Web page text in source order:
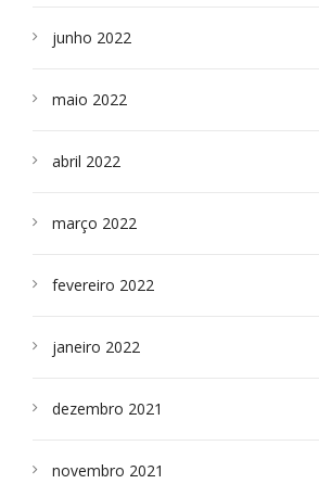
junho 2022
maio 2022
abril 2022
março 2022
fevereiro 2022
janeiro 2022
dezembro 2021
novembro 2021